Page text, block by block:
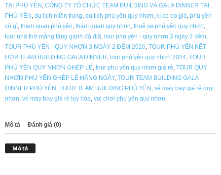
3
NGÀY
2
ĐÊM
2026
số
lượng
TẠI PHÚ YÊN , CÔNG TY TỔ CHỨC TEAM BUILDING VÀ GALA DINNER TẠI
PHÚ YÊN , du lịch miền trung, du lịch phú yên quy nhơn, kì co eo gió, phú yên
có gì, tham quan phú yên, tham quan quy nhon, thuê xe phú yên quy nhơn,
tour nhà thờ mằng lăng gành đá điã, tour phú yên - quy nhơn 3 ngày 2 đêm,
TOUR PHÚ YÊN - QUY NHƠN 3 NGÀY 2 ĐÊM 2026, TOUR PHÚ YÊN KẾT
HỢP TEAM BUILDING GALA DINNER, tour phú yên quy nhơn 2024, TOUR
PHÚ YÊN QUY NHƠN GHÉP LẺ, tour phú yên quy nhơn giá rẻ, TOUR QUY
NHƠN PHÚ YÊN GHÉP LẺ HẰNG NGÀY, TOUR TEAM BUILDING GALA
DINNER PHÚ YÊN , TOUR TEAM BUILDING PHÚ YÊN , vé máy bay giá rẻ quy
nhơn, vé máy bay giá rẻ tuy hòa, vui chơi phú yên quy nhơn
Mô tả Đánh giá (0)
Mô tả